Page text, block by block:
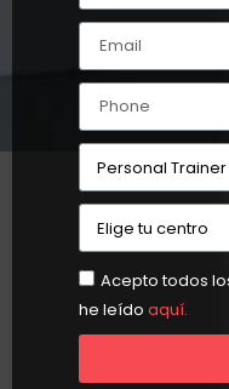
Acepto todos
he leído aquí.